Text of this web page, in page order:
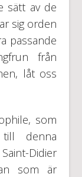
sätt av de
sig orden
passande
från
låt oss
som
denna
Didier
som är